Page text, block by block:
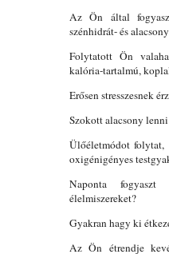
Az Ön által
szénhidrát- és
Folytatott Ön
kalória-tartalmú,
Erősen stresszesnek
Szokott alacsony
Ülőéletmódot folytat,
oxigénigényes
Naponta fogyaszt
élelmiszereket?
Gyakran hagy ki
Az Ön étrendje